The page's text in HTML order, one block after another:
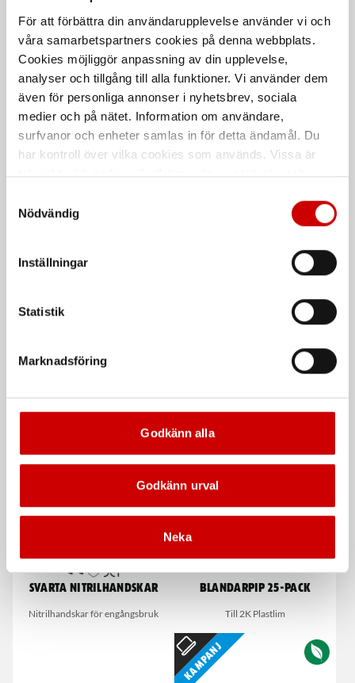
För att förbättra din användarupplevelse använder vi och
våra samarbetspartners cookies på denna webbplats.
Cookies möjliggör anpassning av din upplevelse,
analyser och tillgång till alla funktioner. Vi använder dem
även för personliga annonser i nyhetsbrev, sociala
medier och på nätet. Information om användare,
surfvanor och enheter samlas in för detta ändamål. Du
har kontroll över vilka cookies som används. Vissa är
tekniskt nödvändiga. Godkännande av statistik- och
länder utanför EU med olika dataskyddsnormer. Genom
att godkänna samtycker du till sådana överföringar. Läs
Nödvändig
Inställningar
Statistik
Marknadsföring
Godkänn alla
Godkänn urval
Neka
Brytbladskniv Extreme
Knivblad 9 och 18 mm, 10-
pack
10-pack
Ergonomiskt handtag
Brytbladskniv 18 mm
De som köpte, köpte även
Svarta nitrilhandskar
Nitrilhandskar för engångsbruk
Blandarpip 25-pack
Till 2K Plastlim
Kampanj